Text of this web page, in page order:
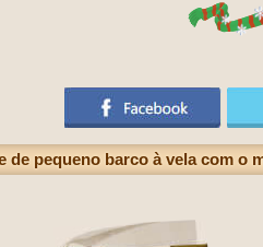
de pequeno barco à vela com o